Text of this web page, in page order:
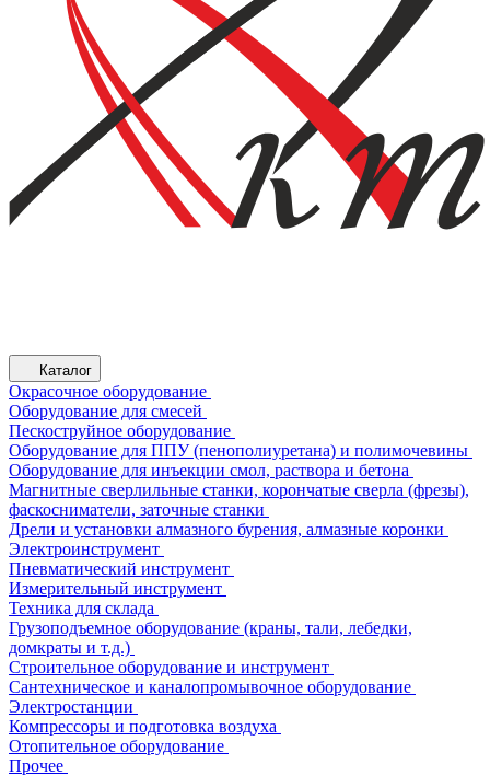
Каталог
Окрасочное оборудование
Оборудование для смесей
Пескоструйное оборудование
Оборудование для ППУ (пенополиуретана) и полимочевины
Оборудование для инъекции смол, раствора и бетона
Магнитные сверлильные станки, корончатые сверла (фрезы),
фаскосниматели, заточные станки
Дрели и установки алмазного бурения, алмазные коронки
Электроинструмент
Пневматический инструмент
Измерительный инструмент
Техника для склада
Грузоподъемное оборудование (краны, тали, лебедки,
домкраты и т.д.)
Строительное оборудование и инструмент
Сантехническое и каналопромывочное оборудование
Электростанции
Компрессоры и подготовка воздуха
Отопительное оборудование
Прочее